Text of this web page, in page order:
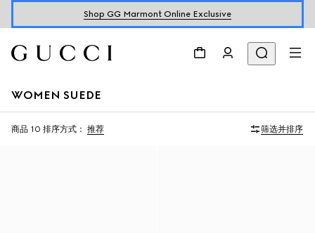
Shop GG Marmont Online Exclusive
WOMEN SUEDE
商品 10 排序方式： 推荐 筛选并排序